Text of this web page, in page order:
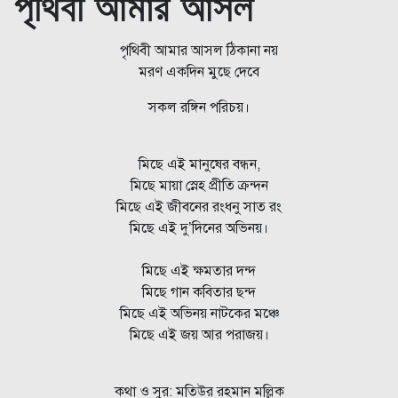
পৃথিবী আমার আসল
পৃথিবী আমার আসল ঠিকানা নয়
মরণ একদিন মুছে দেবে
সকল রঙ্গিন পরিচয়।
মিছে এই মানুষের বন্ধন,
মিছে মায়া স্নেহ প্রীতি ক্রন্দন
মিছে এই জীবনের রংধনু সাত রং
মিছে এই দু’দিনের অভিনয়।
মিছে এই ক্ষমতার দন্দ
মিছে গান কবিতার ছন্দ
মিছে এই অভিনয় নাটকের মঞ্চে
মিছে এই জয় আর পরাজয়।
কথা ও সুর: মতিউর রহমান মল্লিক